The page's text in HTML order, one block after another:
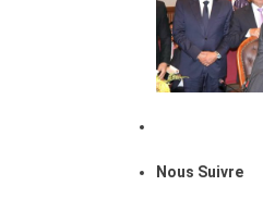
Nous Suivre